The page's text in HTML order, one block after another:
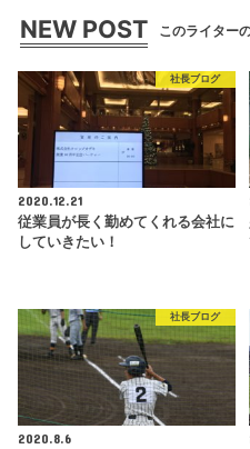
NEW POST このライター
社長ブログ
2020.12.21
従業員が長く勤めてくれる会社に
していきたい！
社長ブログ
2020.8.6